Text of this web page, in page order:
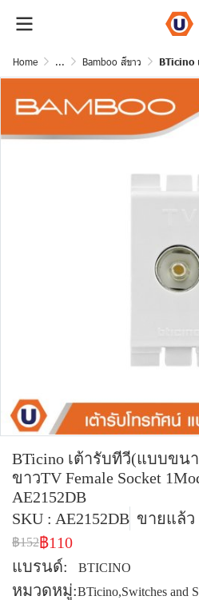
Home ... Bamboo สีขาว BTicino เต้ารับทีวี(แบบ
BTicino เต้ารับทีวี(แบบขน
ขาวTV Female Socket
AE2152DB
SKU : AE2152DB ขายแล้ว
฿152฿110
แบรนด์:
BTICINO
หมวดหมู่:BTicino,Switches and